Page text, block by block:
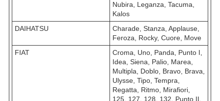
Nubira, Leganza, Tacuma,
Kalos
DAIHATSU
Charade, Stanza, Applause,
Feroza, Rocky, Cuore, Move
FIAT
Croma, Uno, Panda, Punto I,
Idea, Siena, Palio, Marea,
Multipla, Doblo, Bravo, Brava,
Ulysse, Tipo, Tempra,
Regatta, Ritmo, Mirafiori,
125, 127, 128, 132, Punto II,